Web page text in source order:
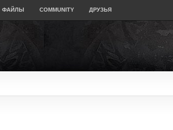
ФАЙЛЫ COMMUNITY ДРУЗЬЯ